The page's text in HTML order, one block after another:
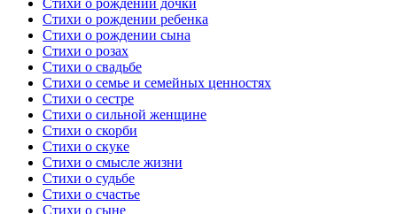
Стихи о рождении ребенка
Стихи о рождении сына
Стихи о розах
Стихи о свадьбе
Стихи о семье и семейных ценностях
Стихи о сестре
Стихи о сильной женщине
Стихи о скорби
Стихи о скуке
Стихи о смысле жизни
Стихи о судьбе
Стихи о счастье
Стихи о сыне